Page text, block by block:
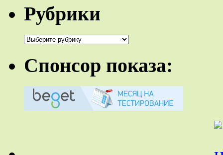
Рубрики
Рубрики
Спонсор показа: